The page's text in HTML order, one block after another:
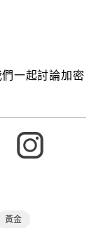
一起討論加密
黃金